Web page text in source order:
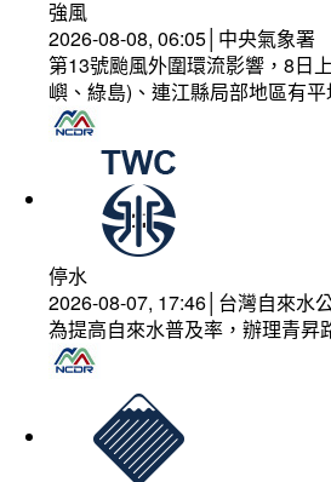
強風
2026-08-08, 06:05│中央氣象署
第13號颱風外圍環流影響，8日
嶼、綠島)、連江縣局部地區有
停水
2026-08-07, 17:46│台灣自來水
為提高自來水普及率，辦理青